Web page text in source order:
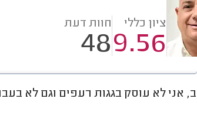
ציון כללי
9.56
חוות דעת
48
אני לא עוסק בגגות רעפים וגם לא
חוות דעת ממוצע